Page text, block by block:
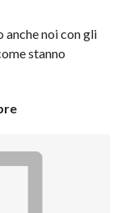
anche noi con gli
stanno